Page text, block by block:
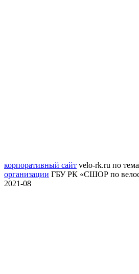
корпоративный сайт velo-rk.ru по
организации ГБУ РК «СШОР по
2021-08